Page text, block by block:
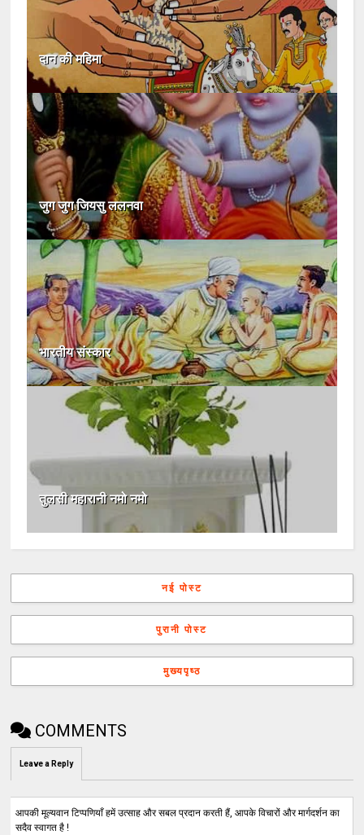
दान की महिमा
जुग जुग जियसु ललनवा
भारतीय संस्कार
तुलसी महारानी नमो नमो
नई पोस्ट
पुरानी पोस्ट
मुख्यपृष्ठ
COMMENTS
Leave a Reply
आपकी मूल्यवान टिप्पणियाँ हमें उत्साह और सबल प्रदान करती हैं, आपके विचारों और मार्गदर्शन का
सदैव स्वागत है !